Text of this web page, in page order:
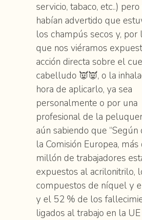
servicio, tabaco, etc..) pero
habían advertido que
los champús secos y, por
que nos viéramos
acción directa sobre el
cabelludo 👿👿, o la
hora de aplicarlo, ya sea
personalmente o por una
profesional de la
aún sabiendo que “Según
la Comisión Europea, más
millón de trabajadores
expuestos al acrilonitrilo,
compuestos de níquel y
y el 52 % de los
ligados al trabajo en la